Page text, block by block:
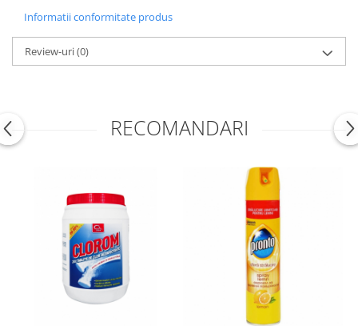
Informatii conformitate produs
Review-uri(0)
RECOMANDARI